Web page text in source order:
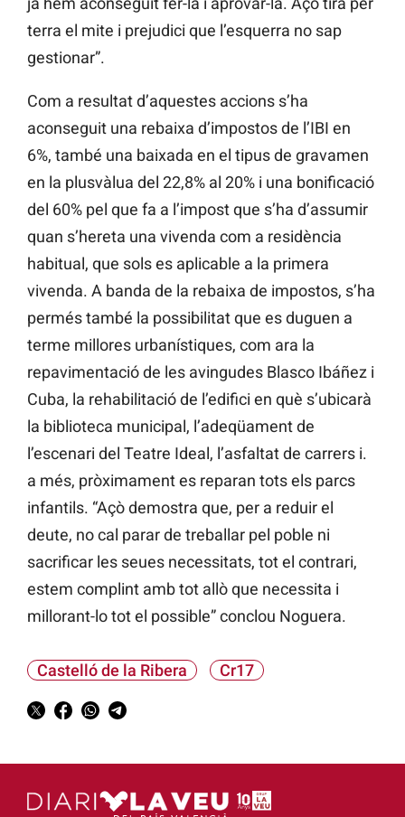
terra el mite i prejudici que l’esquerra no sap
gestionar”.
Com a resultat d’aquestes accions s’ha
aconseguit una rebaixa d’impostos de l’IBI en
6%, també una baixada en el tipus de gravamen
en la plusvàlua del 22,8% al 20% i una bonificació
del 60% pel que fa a l’impost que s’ha d’assumir
quan s’hereta una vivenda com a residència
habitual, que sols es aplicable a la primera
vivenda. A banda de la rebaixa de impostos, s’ha
permés també la possibilitat que es duguen a
terme millores urbanístiques, com ara la
repavimentació de les avingudes Blasco Ibáñez i
Cuba, la rehabilitació de l’edifici en què s’ubicarà
la biblioteca municipal, l’adeqüament de
l’escenari del Teatre Ideal, l’asfaltat de carrers i.
a més, pròximament es reparan tots els parcs
infantils. “Açò demostra que, per a reduir el
deute, no cal parar de treballar pel poble ni
sacrificar les seues necessitats, tot el contrari,
estem complint amb tot allò que necessita i
millorant-lo tot el possible” conclou Noguera.
Castelló de la Ribera Cr17